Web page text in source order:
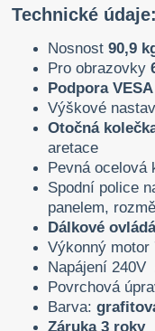
Technické údaje:
Nosnost90,9
Pro obrazovky
Podpora
Výškové
Otočná
aretace
Pevná ocelová
Spodní police
panelem,
Dálkové
Výkonný motor
Napájení 240V
Povrchová
Barva:
Záruka 3 roky